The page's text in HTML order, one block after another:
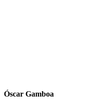
Óscar Gamboa